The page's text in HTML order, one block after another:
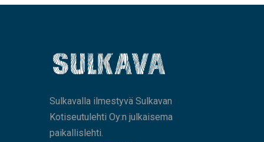
Sulkavalla ilmestyvä Sulkavan
Kotiseutulehti Oy:n julkaisema
paikallislehti.